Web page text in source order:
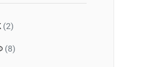
(2)
(8)